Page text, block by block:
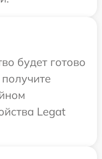
будет готово
Legat